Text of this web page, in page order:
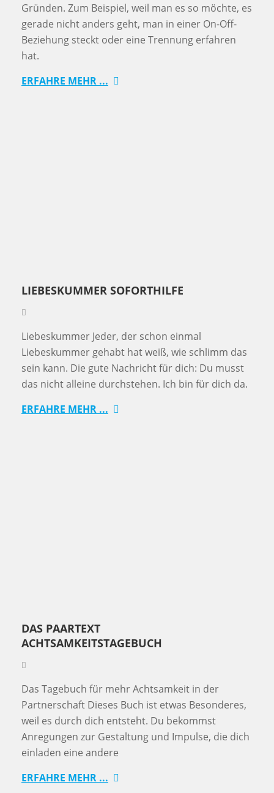
Gründen. Zum Beispiel, weil man es so möchte, es
gerade nicht anders geht, man in einer On-Off-
Beziehung steckt oder eine Trennung erfahren
hat.
ERFAHRE MEHR ...
LIEBESKUMMER SOFORTHILFE
Liebeskummer Jeder, der schon einmal
Liebeskummer gehabt hat weiß, wie schlimm das
sein kann. Die gute Nachricht für dich: Du musst
das nicht alleine durchstehen. Ich bin für dich da.
ERFAHRE MEHR ...
DAS PAARTEXT
ACHTSAMKEITSTAGEBUCH
Das Tagebuch für mehr Achtsamkeit in der
Partnerschaft Dieses Buch ist etwas Besonderes,
weil es durch dich entsteht. Du bekommst
Anregungen zur Gestaltung und Impulse, die dich
einladen eine andere
ERFAHRE MEHR ...